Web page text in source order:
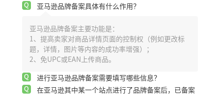
亚马逊品牌备案具体有什么作用？
亚马逊品牌备案主要功能是：
1、提高卖家对商品详情页面的控制权（例如更改标
题，详情，图片等内容的成功率增强）；
2、免UPC或EAN上传商品。
进行亚马逊品牌备案需要填写哪些信息？
在亚马逊其中某一个站点进行了品牌备案后，已备案